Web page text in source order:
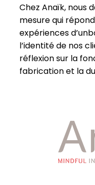
Chez Anaïk, nous
mesure qui
expériences
l’identité de nos
réflexion sur la
fabrication et la